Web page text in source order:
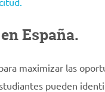
España.
maximizar las
pueden